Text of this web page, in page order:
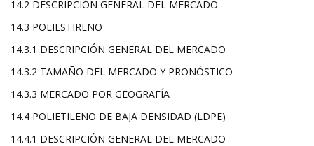
14.2 DESCRIPCIÓN GENERAL DEL MERCADO
14.3 POLIESTIRENO
14.3.1 DESCRIPCIÓN GENERAL DEL MERCADO
14.3.2 TAMAÑO DEL MERCADO Y PRONÓSTICO
14.3.3 MERCADO POR GEOGRAFÍA
14.4 POLIETILENO DE BAJA DENSIDAD (LDPE)
14.4.1 DESCRIPCIÓN GENERAL DEL MERCADO